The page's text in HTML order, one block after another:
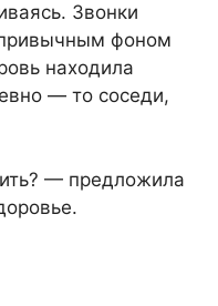
Звонки
фоном
находила
— то соседи,
— предложила